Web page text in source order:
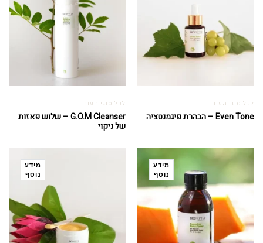
לכל סוגי העור
Even Tone – הבהרת פיגמנטציה
לכל סוגי העור
G.O.M Cleanser – שלוש פאזות
של ניקוי
מידע
נוסף
מידע
נוסף